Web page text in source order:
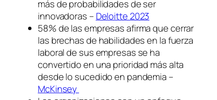
más de probabilidades de ser
innovadoras – Deloitte 2023
58% de las empresas afirma que cerrar
las brechas de habilidades en la fuerza
laboral de sus empresas se ha
convertido en una prioridad más alta
desde lo sucedido en pandemia –
McKinsey